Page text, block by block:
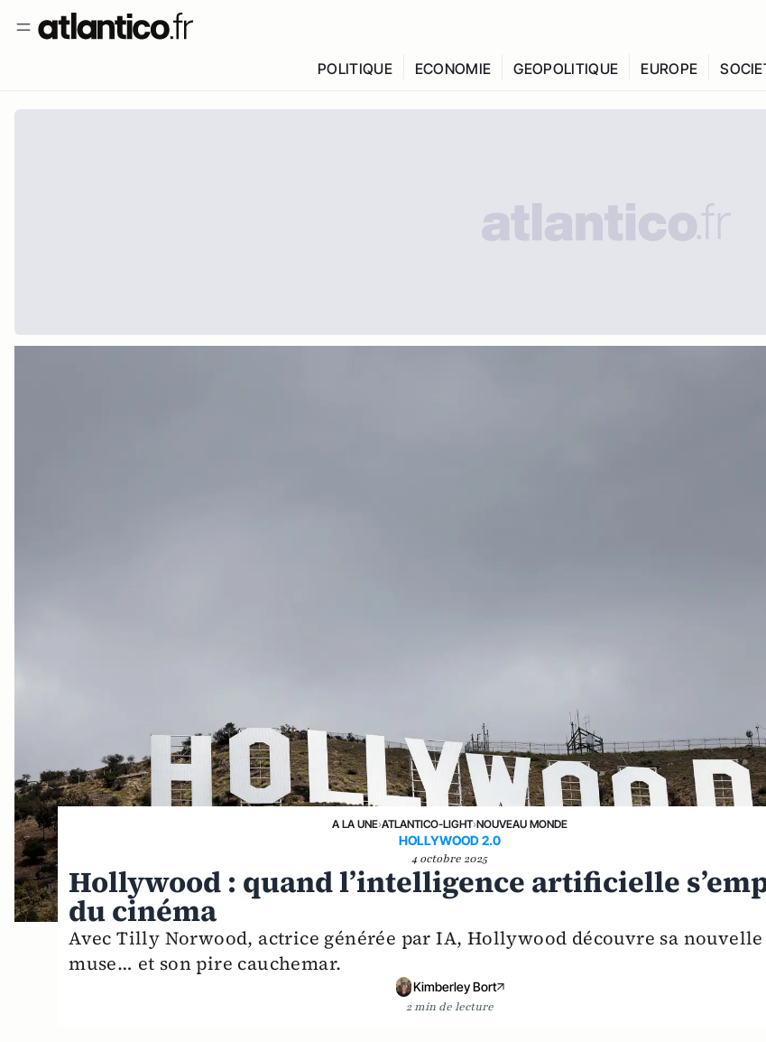
POLITIQUE ECONOMIE GEOPOLITIQUE EUROPE
A LA UNE›ATLANTICO-LIGHT›NOUVEAU MONDE
HOLLYWOOD 2.0
4 octobre 2025
Hollywood : quand l’intelligence artificielle
du cinéma
Avec Tilly Norwood, actrice générée par IA, Hollywood découvre sa nouvelle
muse… et son pire cauchemar.
Kimberley Bort
2 min de lecture